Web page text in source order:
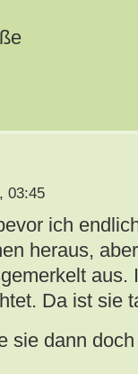
03:45
ich
heraus,
aus.
Da ist sie
sie dann